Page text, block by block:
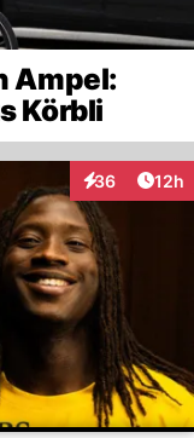
Ampel:
Körbli
36
Interaktionen
12h